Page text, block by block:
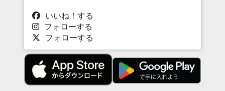
いいね！する
フォローする
フォローする